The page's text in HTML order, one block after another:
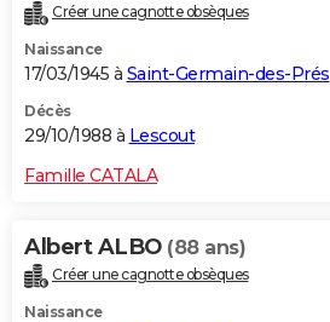
Créer une cagnotte obsèques
Naissance
17/03/1945 à Saint-Germain-des-Prés
Décès
29/10/1988 à Lescout
Famille CATALA
Albert ALBO (88 ans)
Créer une cagnotte obsèques
Naissance